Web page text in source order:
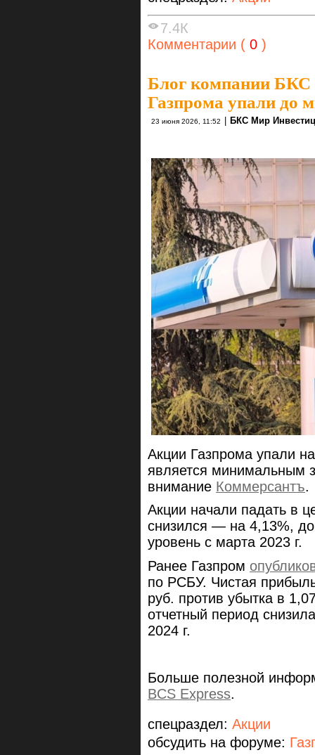
7.4К
Комментарии ( 0 )
Блог компании БКС
Газпрома упали до
23 июня 2026, 11:52 БКС Мир
Акции Газпрома упали
является минимальным
внимание Коммерсантъ.
Акции начали падать в
снизился — на 4,13%,
уровень с марта 2023 г.
Ранее Газпром
по РСБУ. Чистая
руб. против убытка в
отчетный период
2024 г.
Больше полезной
BCS Express.
спецраздел: Акции
обсудить на форуме: